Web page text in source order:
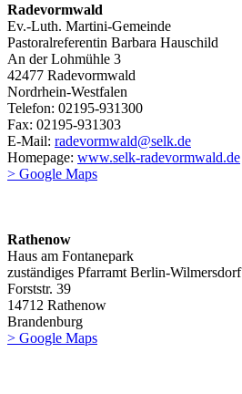
Radevormwald
Ev.-Luth. Martini-Gemeinde
Pastoralreferentin Barbara Hauschild
An der Lohmühle 3
42477 Radevormwald
Nordrhein-Westfalen
Telefon: 02195-931300
Fax: 02195-931303
E-Mail: radevormwald@selk.de
Homepage: www.selk-radevormwald.de
> Google Maps
Rathenow
Haus am Fontanepark
zuständiges Pfarramt Berlin-Wilmersdorf
Forststr. 39
14712 Rathenow
Brandenburg
> Google Maps